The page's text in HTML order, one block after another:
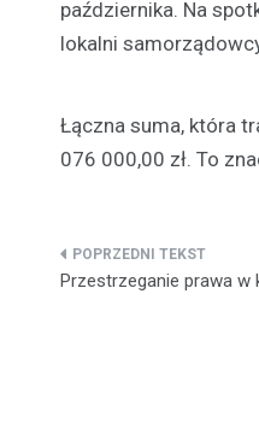
października. Na
lokalni
Łączna suma, która
076 000,00 zł. To
Nawigacja
Przestrzeganie prawa w